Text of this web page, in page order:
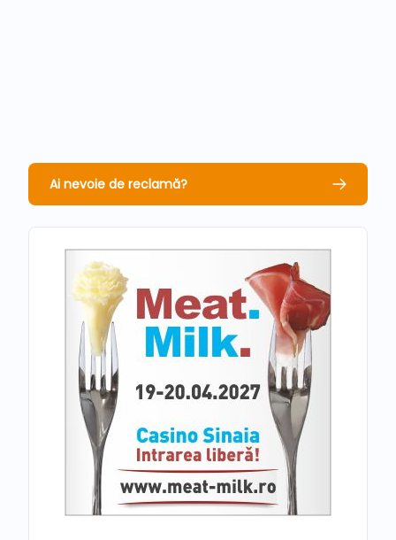
Ai nevoie de reclamă?